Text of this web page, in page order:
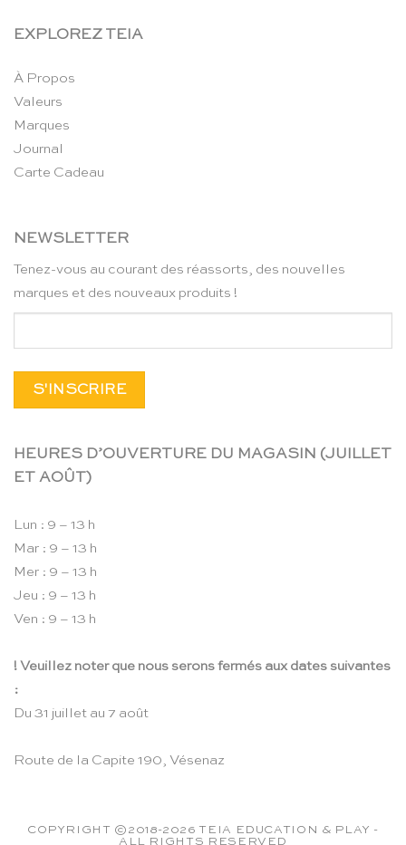
EXPLOREZ TEIA
À Propos
Valeurs
Marques
Journal
Carte Cadeau
NEWSLETTER
Tenez-vous au courant des réassorts, des nouvelles
marques et des nouveaux produits !
HEURES D’OUVERTURE DU MAGASIN (JUILLET
ET AOÛT)
Lun : 9 – 13 h
Mar : 9 – 13 h
Mer : 9 – 13 h
Jeu : 9 – 13 h
Ven : 9 – 13 h
! Veuillez noter que nous serons fermés aux dates suivantes
:
Du 31 juillet au 7 août
Route de la Capite 190, Vésenaz
COPYRIGHT ©2018-2026 TEIA EDUCATION & PLAY -
ALL RIGHTS RESERVED